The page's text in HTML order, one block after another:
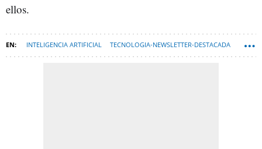
ellos.
INTELIGENCIA ARTIFICIAL TECNOLOGIA-NEWSLETTER-DESTACADA